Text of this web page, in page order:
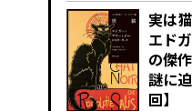
実は
エド
の傑
謎に
回】